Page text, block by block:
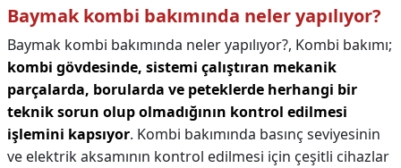
Baymak kombi bakımında neler yapılıyor?
Baymak kombi bakımında neler yapılıyor?, Kombi bakımı;
kombi gövdesinde, sistemi çalıştıran mekanik
parçalarda, borularda ve peteklerde herhangi bir
teknik sorun olup olmadığının kontrol edilmesi
işlemini kapsıyor. Kombi bakımında basınç seviyesinin
ve elektrik aksamının kontrol edilmesi için çeşitli cihazlar